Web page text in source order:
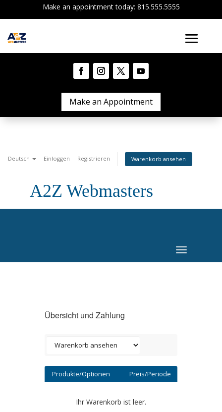
Make an appointment today: 815.555.5555
Make an Appointment
Deutsch Einloggen Registrieren Warenkorb ansehen
A2Z Webmasters
Navigation
ein-/
Übersicht und Zahlung
Produkte/Optionen Preis/Periode
Ihr Warenkorb ist leer.